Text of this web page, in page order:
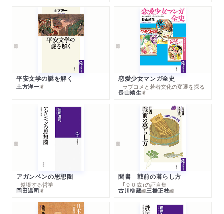
平安文学の謎を解く
土方洋一著
恋愛少女マンガ全史
─ラブコメと若者文化の変遷を探る
長山靖生著
アガンベンの思想圏
─越境する哲学
岡田温司著
聞書 戦前の暮らし方
─「９０歳」の証言集
古川柳蔵編三橋正枝編